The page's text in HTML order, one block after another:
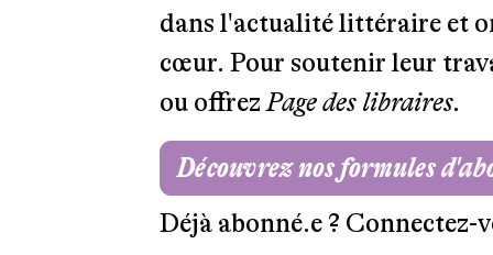
dans l'actualité littéraire et
cœur. Pour soutenir leur
ou offrezPage des libraires.
Découvrez nos formules
Déjà abonné.e ? Connectez-